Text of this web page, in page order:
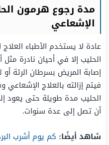
مدة رجوع هرمون
الإشعاعي
عادة لا يستخدم الأطباء
الحليب إلا في أحيان نادرة
إصابة المريض بسرطان الرئة أو
فيتم إزالته بالعلاج
الحليب مدة طويلة حتى يعود
أن تصل إلى عدة سنوات.
شاهد أيضًا: كم يوم أشرب